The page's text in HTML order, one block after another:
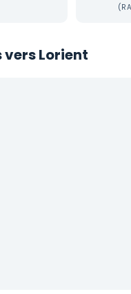
Lorient